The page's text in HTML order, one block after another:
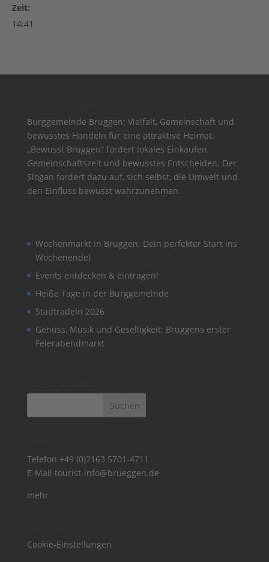
Zeit:
14:41
Burggemeinde Brüggen: Vielfalt, Gemeinschaft und
bewusstes Handeln für eine attraktive Heimat.
„Bewusst Brüggen“ fördert lokales Einkaufen,
Gemeinschaftszeit und bewusstes Entscheiden. Der
Slogan fordert dazu auf, sich selbst, die Umwelt und
den Einfluss bewusst wahrzunehmen.
Wochenmarkt in Brüggen: Dein perfekter Start ins
Wochenende!
Events entdecken & eintragen!
Heiße Tage in der Burggemeinde
Stadtradeln 2026
Genuss, Musik und Geselligkeit: Brüggens erster
Feierabendmarkt
Telefon +49 (0)2163 5701-4711
E-Mail tourist-info@brueggen.de
mehr
Cookie-Einstellungen